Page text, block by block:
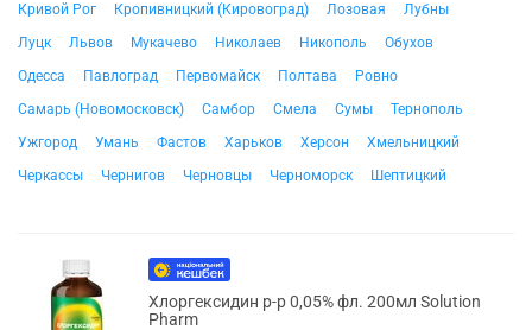
Кривой Рог
Кропивницкий (Кировоград) Лозовая
Лубны
Луцк
Львов Мукачево Николаев Никополь
Обухов
Одесса
Павлоград Первомайск Полтава
Ровно
Самарь (Новомосковск)
Самбор Смела Сумы
Тернополь
Ужгород
Умань Фастов Харьков Херсон
Хмельницкий
Черкассы
Чернигов Черновцы Черноморск Шептицкий
Хлоргексидин р-р 0,05% фл. 200мл Solution
Pharm